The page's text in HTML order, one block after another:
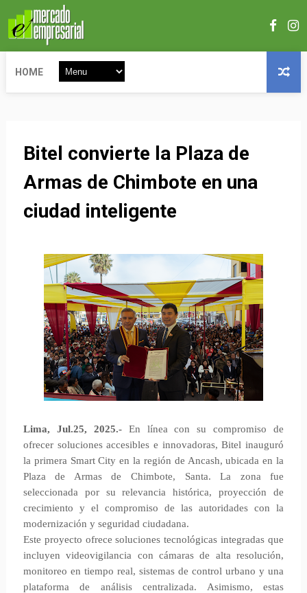
HOME
Bitel convierte la Plaza de
Armas de Chimbote en una
ciudad inteligente
Lima, Jul.25, 2025.-En línea con su compromiso de
ofrecer soluciones accesibles e innovadoras, Bitel inauguró
la primera Smart City en la región de Ancash, ubicada en la
Plaza de Armas de Chimbote, Santa. La zona fue
seleccionada por su relevancia histórica, proyección de
crecimiento y el compromiso de las autoridades con la
modernización y seguridad ciudadana.
Este proyecto ofrece soluciones tecnológicas integradas que
incluyen videovigilancia con cámaras de alta resolución,
monitoreo en tiempo real, sistemas de control urbano y una
plataforma de análisis centralizada. Asimismo, estas